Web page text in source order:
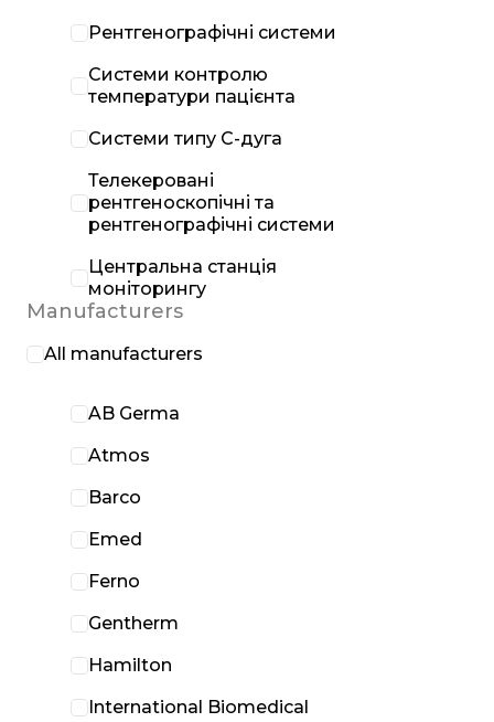
Рентгенографічні системи
Системи контролю
температури пацієнта
Системи типу С-дуга
Телекеровані
рентгеноскопічні та
рентгенографічні системи
Центральна станція
моніторингу
Manufacturers
All manufacturers
AB Germa
Atmos
Barco
Emed
Ferno
Gentherm
Hamilton
International Biomedical